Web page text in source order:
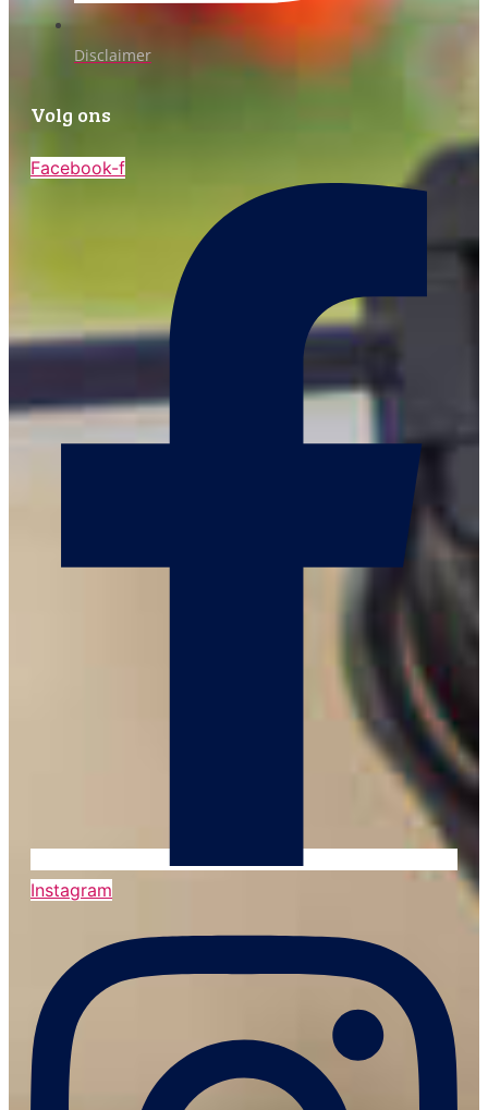
Disclaimer
Volg ons
Facebook-f
Instagram